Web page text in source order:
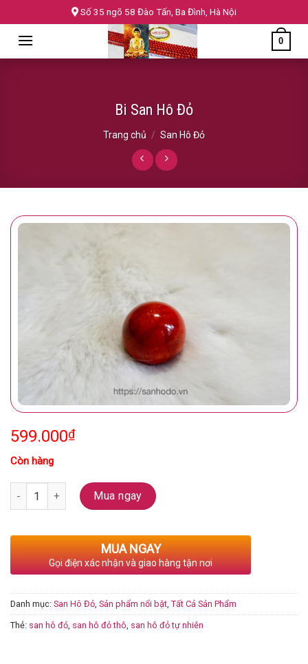
to
content
Số 35 ngõ 58 Đào Tấn, Ba Đình, Hà Nội
0
Bi San Hô Đỏ
Trang chủ / San Hô Đỏ
599.000₫
Còn hàng
Số lượng Mua ngay
MUA NGAY
Gọi điện xác nhận và giao hàng tận nơi
Danh mục: San Hô Đỏ Sản phẩm nổi bật Tất Cả Sản Phẩm
Thẻ: san hô đỏ san hô đỏ thô san hô đỏ tự nhiên